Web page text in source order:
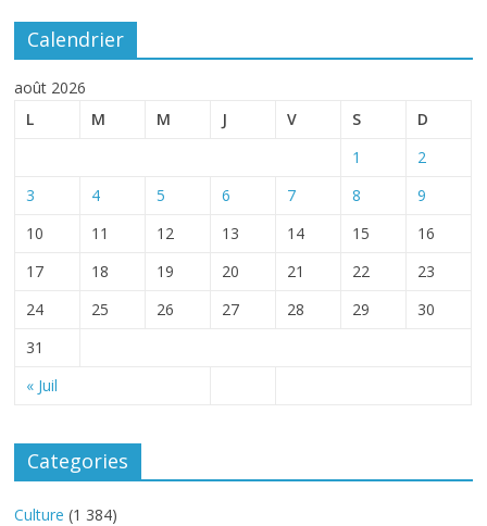
Calendrier
août 2026
L
M M J V S D
« Juil
1
2
3
4 5 6 7 8
9
10
11 12 13 14 15
16
17
18 19 20 21 22
23
24
25 26 27 28 29
30
31
Categories
Culture (1 384)